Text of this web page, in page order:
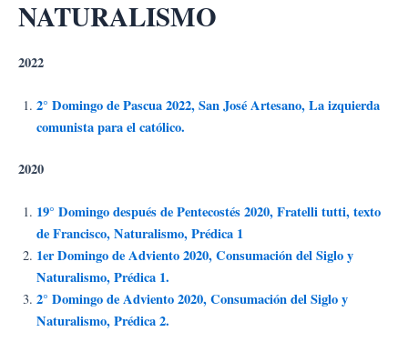
NATURALISMO
2022
2° Domingo de Pascua 2022, San José Artesano, La izquierda
comunista para el católico.
2020
19° Domingo después de Pentecostés 2020, Fratelli tutti, texto
de Francisco, Naturalismo, Prédica 1
1er Domingo de Adviento 2020, Consumación del Siglo y
Naturalismo, Prédica 1.
2° Domingo de Adviento 2020, Consumación del Siglo y
Naturalismo, Prédica 2.